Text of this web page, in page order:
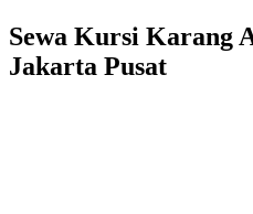
Sewa Kursi Karang
Jakarta Pusat